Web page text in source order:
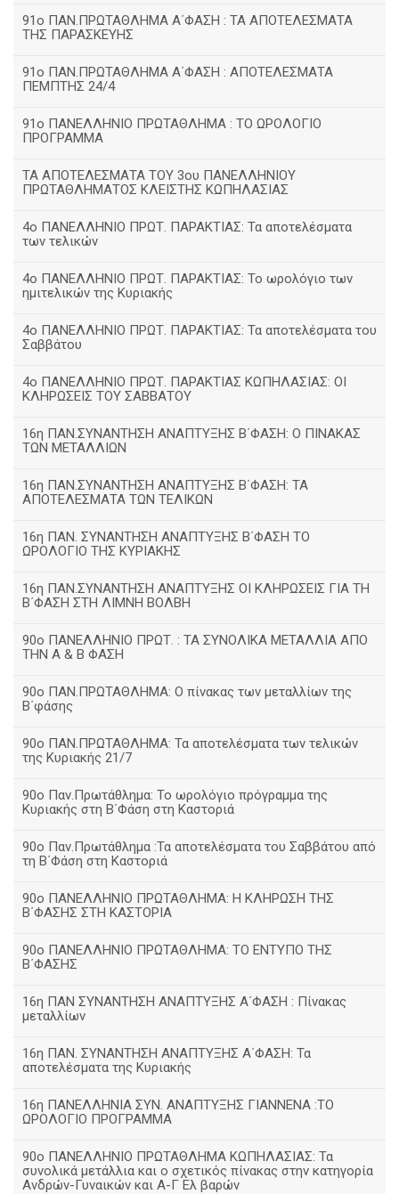
91ο ΠΑΝ.ΠΡΩΤΑΘΛΗΜΑ Α΄ΦΑΣΗ : ΤΑ ΑΠΟΤΕΛΕΣΜΑΤΑ
ΤΗΣ ΠΑΡΑΣΚΕΥΗΣ
91ο ΠΑΝ.ΠΡΩΤΑΘΛΗΜΑ Α΄ΦΑΣΗ : ΑΠΟΤΕΛΕΣΜΑΤΑ
ΠΕΜΠΤΗΣ 24/4
91ο ΠΑΝΕΛΛΗΝΙΟ ΠΡΩΤΑΘΛΗΜΑ : ΤΟ ΩΡΟΛΟΓΙΟ
ΠΡΟΓΡΑΜΜΑ
ΤΑ ΑΠΟΤΕΛΕΣΜΑΤΑ ΤΟΥ 3ου ΠΑΝΕΛΛΗΝΙΟΥ
ΠΡΩΤΑΘΛΗΜΑΤΟΣ ΚΛΕΙΣΤΗΣ ΚΩΠΗΛΑΣΙΑΣ
4ο ΠΑΝΕΛΛΗΝΙΟ ΠΡΩΤ. ΠΑΡΑΚΤΙΑΣ: Τα αποτελέσματα
των τελικών
4ο ΠΑΝΕΛΛΗΝΙΟ ΠΡΩΤ. ΠΑΡΑΚΤΙΑΣ: Το ωρολόγιο των
ημιτελικών της Κυριακής
4ο ΠΑΝΕΛΛΗΝΙΟ ΠΡΩΤ. ΠΑΡΑΚΤΙΑΣ: Τα αποτελέσματα του
Σαββάτου
4ο ΠΑΝΕΛΛΗΝΙΟ ΠΡΩΤ. ΠΑΡΑΚΤΙΑΣ ΚΩΠΗΛΑΣΙΑΣ: ΟΙ
ΚΛΗΡΩΣΕΙΣ ΤΟΥ ΣΑΒΒΑΤΟΥ
16η ΠΑΝ.ΣΥΝΑΝΤΗΣΗ ΑΝΑΠΤΥΞΗΣ Β΄ΦΑΣΗ: Ο ΠΙΝΑΚΑΣ
ΤΩΝ ΜΕΤΑΛΛΙΩΝ
16η ΠΑΝ.ΣΥΝΑΝΤΗΣΗ ΑΝΑΠΤΥΞΗΣ Β΄ΦΑΣΗ: ΤΑ
ΑΠΟΤΕΛΕΣΜΑΤΑ ΤΩΝ ΤΕΛΙΚΩΝ
16η ΠΑΝ. ΣΥΝΑΝΤΗΣΗ ΑΝΑΠΤΥΞΗΣ Β΄ΦΑΣΗ ΤΟ
ΩΡΟΛΟΓΙΟ ΤΗΣ ΚΥΡΙΑΚΗΣ
16η ΠΑΝ.ΣΥΝΑΝΤΗΣΗ ΑΝΑΠΤΥΞΗΣ ΟΙ ΚΛΗΡΩΣΕΙΣ ΓΙΑ ΤΗ
Β΄ΦΑΣΗ ΣΤΗ ΛΙΜΝΗ ΒΟΛΒΗ
90ο ΠΑΝΕΛΛΗΝΙΟ ΠΡΩΤ. : ΤΑ ΣΥΝΟΛΙΚΑ ΜΕΤΑΛΛΙΑ ΑΠΟ
ΤΗΝ Α & Β ΦΑΣΗ
90ο ΠΑΝ.ΠΡΩΤΑΘΛΗΜΑ: Ο πίνακας των μεταλλίων της
Β΄φάσης
90ο ΠΑΝ.ΠΡΩΤΑΘΛΗΜΑ: Τα αποτελέσματα των τελικών
της Κυριακής 21/7
90ο Παν.Πρωτάθλημα: Το ωρολόγιο πρόγραμμα της
Κυριακής στη Β΄Φάση στη Καστοριά
90ο Παν.Πρωτάθλημα :Τα αποτελέσματα του Σαββάτου από
τη Β΄Φάση στη Καστοριά
90ο ΠΑΝΕΛΛΗΝΙΟ ΠΡΩΤΑΘΛΗΜΑ: Η ΚΛΗΡΩΣΗ ΤΗΣ
Β΄ΦΑΣΗΣ ΣΤΗ ΚΑΣΤΟΡΙΑ
90ο ΠΑΝΕΛΛΗΝΙΟ ΠΡΩΤΑΘΛΗΜΑ: ΤΟ ΕΝΤΥΠΟ ΤΗΣ
Β΄ΦΑΣΗΣ
16η ΠΑΝ ΣΥΝΑΝΤΗΣΗ ΑΝΑΠΤΥΞΗΣ Α΄ΦΑΣΗ : Πίνακας
μεταλλίων
16η ΠΑΝ. ΣΥΝΑΝΤΗΣΗ ΑΝΑΠΤΥΞΗΣ Α΄ΦΑΣΗ: Τα
αποτελέσματα της Κυριακής
16η ΠΑΝΕΛΛΗΝΙΑ ΣΥΝ. ΑΝΑΠΤΥΞΗΣ ΓΙΑΝΝΕΝΑ :ΤΟ
ΩΡΟΛΟΓΙΟ ΠΡΟΓΡΑΜΜΑ
90ο ΠΑΝΕΛΛΗΝΙΟ ΠΡΩΤΑΘΛΗΜΑ ΚΩΠΗΛΑΣΙΑΣ: Τα
συνολικά μετάλλια και ο σχετικός πίνακας στην κατηγορία
Ανδρών-Γυναικών και Α-Γ Ελ βαρών